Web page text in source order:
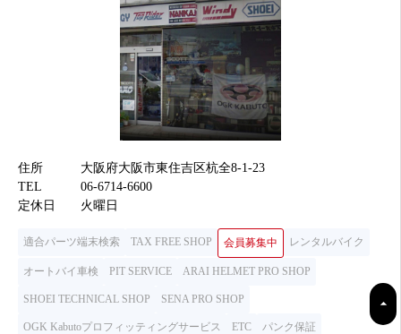
住所
大阪府大阪市東住吉区杭全8-1-23
TEL
06-6714-6600
定休日
火曜日
適合パーツ端末検索 TAX FREE SHOP 会員募集中 レンタルバイク
オートバイ車検 PIT SERVICE ARAI HELMET PRO SHOP
SHOEI TECHNICAL SHOP SENA PRO SHOP
OGK Kabutoプロフィッティングサービス ETC パンク保証